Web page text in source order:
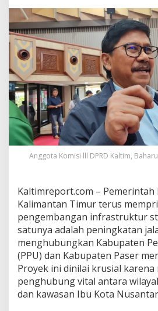
K
a
l
t
i
m
F
o
s
D
o
g
P
e
m
b
a
n
g
u
n
Anggota Komisi lll DPRD Kaltim,
Kaltimreport.com – Pemerintah
Kalimantan Timur terus
pengembangan infrastruktur
satunya adalah peningkatan
menghubungkan Kabupaten
(PPU) dan Kabupaten Paser
Proyek ini dinilai krusial karena
penghubung vital antara
dan kawasan Ibu Kota